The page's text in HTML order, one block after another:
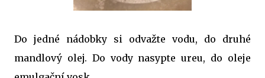
Do jedné nádobky si odvažte vodu, do druhé
mandlový olej. Do vody nasypte ureu, do oleje